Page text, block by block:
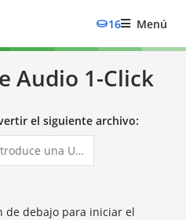
16 Menú
Audio 1-Click
el siguiente archivo:
de debajo para iniciar el